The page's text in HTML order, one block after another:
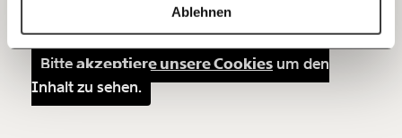
Ablehnen
60€ 100€
150€ €
https://www.moment.at/story/fpoe-kinderbuch-wie-die-fpoe-versucht-kinder-politisch-zu-beeinflussen/
Erzählung, wie die FPÖ sie
Bitteakzeptiere unsere Cookies um den
Inhalt zu sehen.